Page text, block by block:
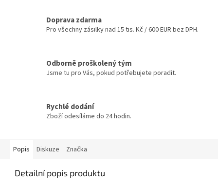
Doprava zdarma
Pro všechny zásilky nad 15 tis. Kč / 600 EUR bez DPH.
Odborně proškolený tým
Jsme tu pro Vás, pokud potřebujete poradit.
Rychlé dodání
Zboží odesíláme do 24 hodin.
Popis Diskuze Značka
Detailní popis produktu